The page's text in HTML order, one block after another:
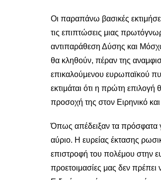
Οι παραπάνω βασικές
τις επιπτώσεις μιας
αντιπαράθεση Δύσης και
θα κληθούν, πέραν της
επικαλούμενου ευρωπαϊκού
εκτιμάται ότι η πρώτη επιλογή
προσοχή της στον Ειρηνικό
Όπως απέδειξαν τα πρόσφατα
αύριο. Η ευρείας έκτασης
επιστροφή του πολέμου στην
προετοιμασίες μας δεν πρέπει